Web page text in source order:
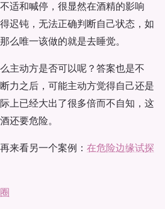
适和喊停，很显然在酒精的影响
迟钝，无法正确判断自己状态，如
么唯一该做的就是去睡觉。
主动方是否可以呢？答案也是不
力之后，可能主动方觉得自己还是
上已经大出了很多倍而不自知，这
还要危险。
来看另一个案例： 在危险边缘试探